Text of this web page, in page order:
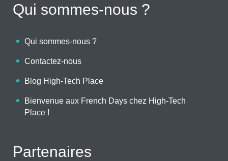
Qui sommes-nous ?
Qui sommes-nous ?
Contactez-nous
Blog High-Tech Place
Bienvenue aux French Days chez High-Tech
Place !
Partenaires